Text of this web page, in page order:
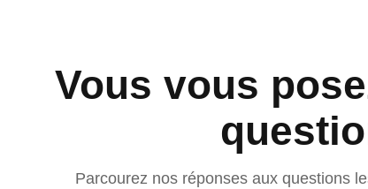
Vous vous
Parcourez nos réponses aux questions